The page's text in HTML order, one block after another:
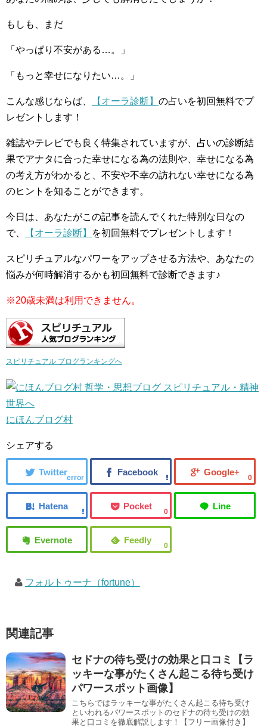
もしも、まだ
「やっぱり不安がある…。」
「もっと幸せになりたい…。」
こんな感じならば、 【オーラ診断】 の占いを初回無料でプ
レゼントします！
雑誌やテレビでも良く特集されていますが、占いの診断結
果でアナタに合った幸せになる為の法則や、幸せになる為
の考え方がわかると、不安や不幸の訪れない幸せになる為
のヒントを知ることができます。
今日は、あなたがこの記事を読んでくれた特別な日なの
で、
【オーラ診断】 を初回無料でプレゼントします！
スピリチュアルなパワーをアップさせる方法や、あなたの
悩みが何時解消するかも初回無料で診断できます♪
※20歳未満は利用できません。
スピリチュアル ブログランキングへ
にほんブログ村
シェアする
error 0
0
0
フォルトゥーナ（fortune）
関連記事
セドナの待ち受けの効果と口コミ【ラ
ッキーな事がたくさん起こる待ち受け
パワースポット画像】
こちらではラッキーな事がたくさん起こる待ち受け
といわれるパワースポットのセドナの待ち受けの効
果と口コミを徹底解説します！【フリー画像付き】